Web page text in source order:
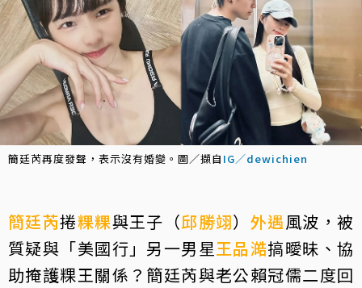
簡廷芮再度發聲，表示沒有婚變。圖／擷自 IG／dewichien
簡廷芮捲粿粿與王子（邱勝翊） 外遇風波，被
質疑與「美國行」另一男星王品澔搞曖昧、協
助掩護粿王關係？簡廷芮與老公賴冠儒二度回